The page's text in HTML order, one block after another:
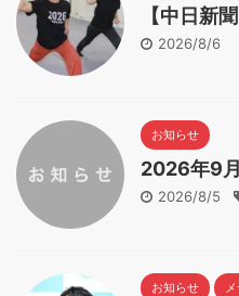
【中日新
2026/8/6
お知らせ
2026年9
2026/8/5
お知らせ